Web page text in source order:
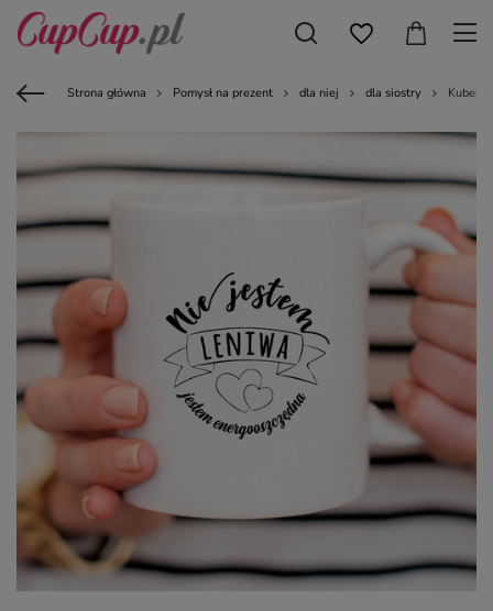
Strona główna Pomysł na prezent dla niej dla siostry Kubek